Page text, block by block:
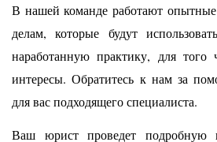
В нашей команде работают
делам, которые будут
наработанную практику, для
интересы. Обратитесь к нам за
для вас подходящего специалиста.
Ваш юрист проведет подробную